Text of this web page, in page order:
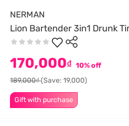
NERMAN
Lion Bartender 3in1 Drunk
Gift with purchase
170,000₫ 10% off
189,000₫(Save: 19,000)